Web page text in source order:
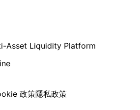
Asset Liquidity Platform
政策隱私政策